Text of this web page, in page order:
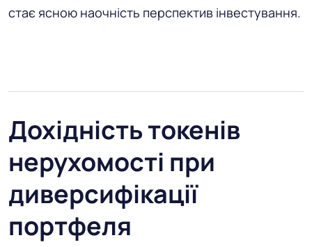
стає ясною наочність перспектив інвестування.
Дохідність токенів
нерухомості при
диверсифікації
портфеля